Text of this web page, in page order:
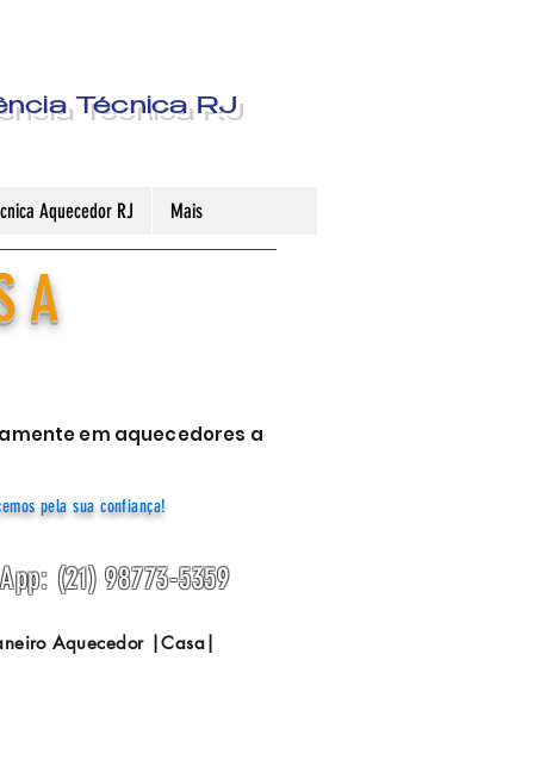
Técnica RJ
Aquecedor RJ Mais
A
em aquecedores a
pela sua confiança!
(21) 98773-5359
Aquecedor |Casa|